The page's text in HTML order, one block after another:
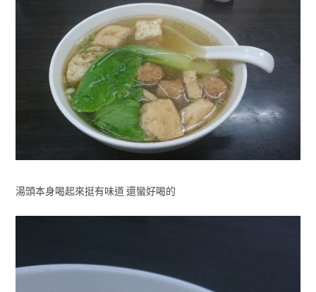
湯頭本身喝起來挺有味道 還蠻好喝的